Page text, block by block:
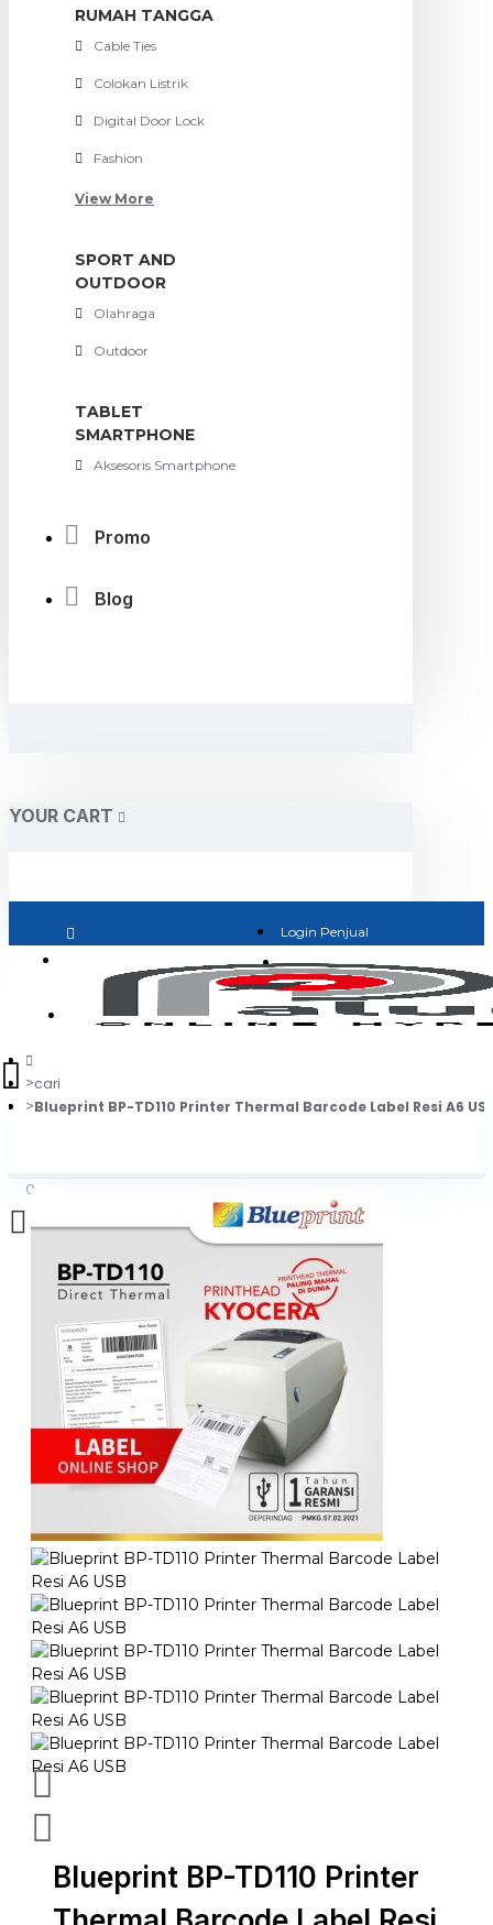
RUMAH TANGGA
Cable Ties
Colokan Listrik
Digital Door Lock
Fashion
View More
SPORT AND
OUTDOOR
Olahraga
Outdoor
TABLET
SMARTPHONE
Aksesoris Smartphone
Promo
Blog
YOUR CART
Login Penjual
Jadi Penjual
0
Daftar belanja Anda kosong!
cari
Blueprint BP-TD110 Printer Thermal Barcode Label Resi A6
Blueprint BP-TD110 Printer